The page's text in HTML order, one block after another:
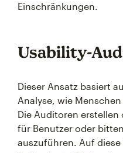
Einschränkungen.
Usability-
Dieser Ansatz basiert
Analyse, wie
Die Auditoren erstellen
für Benutzer oder
auszuführen. Auf diese